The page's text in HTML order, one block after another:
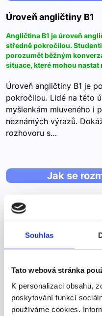
Souhlas
Tato webová stránka
K personalizaci obsahu,
poskytování funkcí
používáme cookies.
Úroveň angličtiny B1
Angličtina B1 je úroveň
středně pokročilou.
porozumět běžným
situace, které mohou nastat
Úroveň angličtiny B1 je
pokročilou. Lidé na této
myšlenkám mluveného i
neznámých výrazů.
rozhovoru s…
Jak se
Mnoho lidí se učí
běžný a brání nám v
posunuli dál. V tomto